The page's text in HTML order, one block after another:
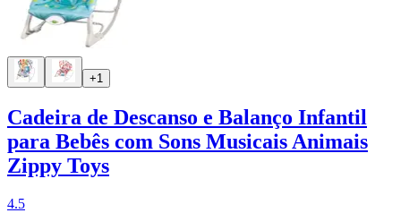
+1
Cadeira de Descanso e Balanço Infantil
para Bebês com Sons Musicais Animais
Zippy Toys
4.5